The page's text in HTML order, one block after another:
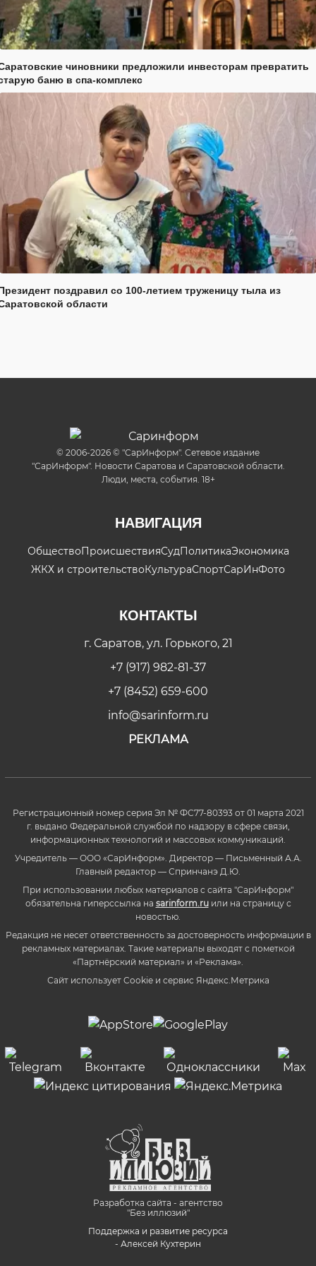
чиновники предложили инвесторам превратить
баню в спа-комплекс
поздравил со 100-летием труженицу тыла из
области
© 2006-2026 © "СарИнформ". Сетевое издание
"СарИнформ". Новости Саратова и Саратовской области.
Люди, места, события. 18+
НАВИГАЦИЯ
ОбществоПроисшествияСудПолитикаЭкономика
ЖКХ и строительствоКультураСпортСарИнФото
КОНТАКТЫ
г. Саратов, ул. Горького, 21
+7 (917) 982-81-37
+7 (8452) 659-600
info@sarinform.ru
РЕКЛАМА
Регистрационный номер серия Эл № ФС77-80393 от 01 марта 2021
г. выдано Федеральной службой по надзору в сфере связи,
информационных технологий и массовых коммуникаций.
Учредитель — ООО «СарИнформ». Директор — Письменный А.А.
Главный редактор — Спринчанэ Д.Ю.
При использовании любых материалов с сайта "СарИнформ"
обязательна гиперссылка на sarinform.ruили на страницу с
новостью.
Редакция не несет ответственность за достоверность информации в
рекламных материалах. Такие материалы выходят с пометкой
«Партнёрский материал» и «Реклама».
Сайт использует Cookie и сервиc Яндекс.Метрика
Разработка сайта - агентство
"Без иллюзий"
Поддержка и развитие ресурса
- Алексей Кухтерин